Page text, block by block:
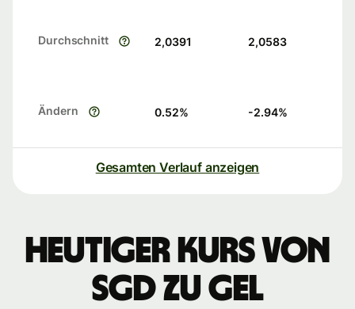
Durchschnitt 2,0391 2,0583
Ändern 0.52% -2.94%
Gesamten Verlauf anzeigen
Heutiger Kurs von
SGD zu GEL